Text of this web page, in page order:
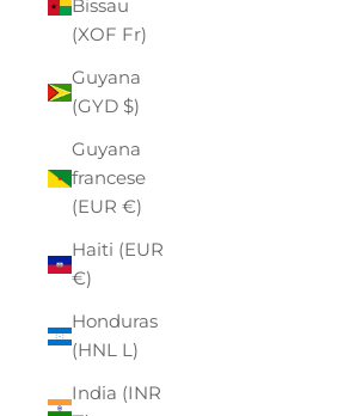
Bissau
(XOF Fr)
Guyana
(GYD $)
Guyana
francese
(EUR €)
Haiti (EUR
€)
Honduras
(HNL L)
India (INR